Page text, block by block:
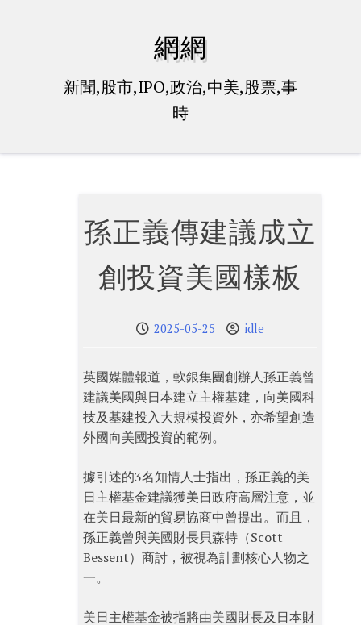
網網
新聞,股市,IPO,政治,中美,股票,事
時
孫正義傳建議成立
創投資美國樣板
2025-05-25 idle
英國媒體報道，軟銀集團創辦人孫正義曾
建議美國與日本建立主權基建，向美國科
技及基建投入大規模投資外，亦希望創造
外國向美國投資的範例。
據引述的3名知情人士指出，孫正義的美
日主權基金建議獲美日政府高層注意，並
在美日最新的貿易協商中曾提出。而且，
孫正義曾與美國財長貝森特（Scott
Bessent）商討，被視為計劃核心人物之
一。
美日主權基金被指將由美國財長及日本財